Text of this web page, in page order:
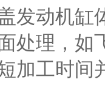
发动机缸
处理，如
加工时间